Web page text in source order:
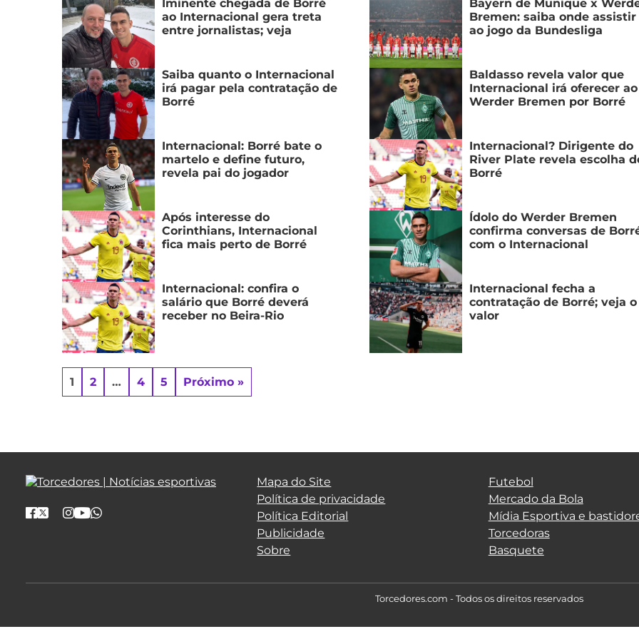
Iminente chegada de Borré
ao Internacional gera treta
entre jornalistas; veja
Bayern de Munique x
Bremen: saiba onde assistir
ao jogo da Bundesliga
Saiba quanto o Internacional
irá pagar pela contratação de
Borré
Baldasso revela valor que
Internacional irá oferecer ao
Werder Bremen por Borré
Internacional: Borré bate o
martelo e define futuro,
revela pai do jogador
Internacional? Dirigente do
River Plate revela escolha
Borré
Após interesse do
Corinthians, Internacional
fica mais perto de Borré
Ídolo do Werder Bremen
confirma conversas de
com o Internacional
Internacional: confira o
salário que Borré deverá
receber no Beira-Rio
Internacional fecha a
contratação de Borré; veja o
valor
1 2 … 4 5 Próximo »
Mapa do Site
Política de privacidade
Política Editorial
Publicidade
Sobre
Futebol
Mercado da Bola
Mídia Esportiva e
Torcedoras
Basquete
Torcedores.com - Todos os direitos reservados